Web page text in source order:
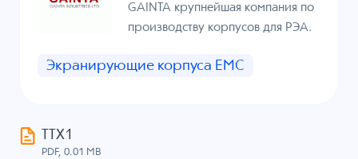
GAINTA крупнейшая компания по
производству корпусов для РЭА.
Экранирующие корпуса EMC
ТТХ1
PDF, 0.01 MB